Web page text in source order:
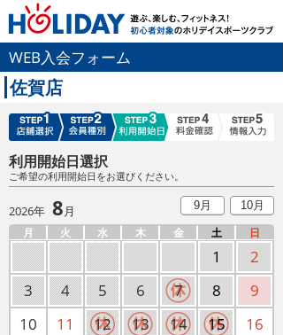
WEB入会フォーム
佐賀店
利用開始日選択
ご希望の利用開始日をお選びください。
2026年 8月 9月 10月
月 火 水 木 金 土 日
1
2
3
4 5 6 7 8
9
10
11 12 13 14 15
16